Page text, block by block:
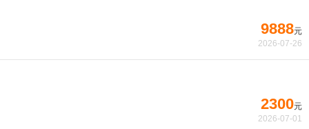
9888元
2026-07-26
2300元
2026-07-01